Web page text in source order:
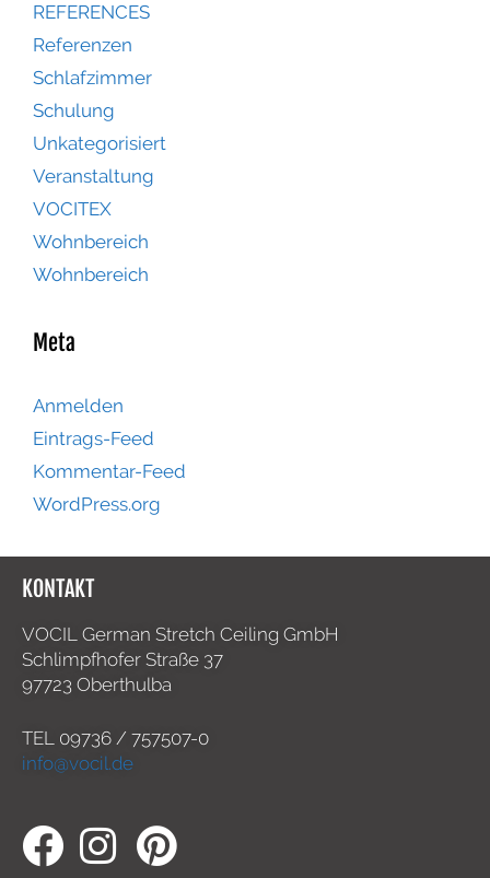
REFERENCES
Referenzen
Schlafzimmer
Schulung
Unkategorisiert
Veranstaltung
VOCITEX
Wohnbereich
Wohnbereich
Meta
Anmelden
Eintrags-Feed
Kommentar-Feed
WordPress.org
KONTAKT
VOCIL German Stretch Ceiling GmbH
Schlimpfhofer Straße 37
97723 Oberthulba
TEL 09736 / 757507-0
info@vocil.de